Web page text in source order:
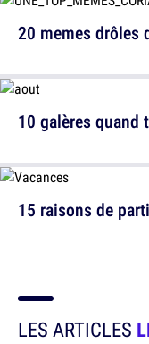
10 galères quand
20 memes drôles
15 raisons de
LES ARTICLES